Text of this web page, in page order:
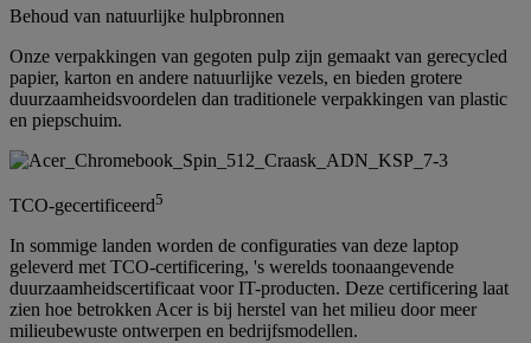
Behoud van natuurlijke hulpbronnen
Onze verpakkingen van gegoten pulp zijn gemaakt van gerecycled
papier, karton en andere natuurlijke vezels, en bieden grotere
duurzaamheidsvoordelen dan traditionele verpakkingen van plastic
en piepschuim.
TCO-gecertificeerd5
In sommige landen worden de configuraties van deze laptop
geleverd met TCO-certificering, 's werelds toonaangevende
duurzaamheidscertificaat voor IT-producten. Deze certificering laat
zien hoe betrokken Acer is bij herstel van het milieu door meer
milieubewuste ontwerpen en bedrijfsmodellen.